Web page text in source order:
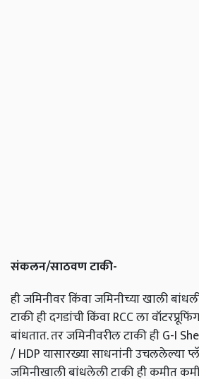
संकलन/साठवणटाकी-
हीजमिनीवरकिंवाजमिनीच्याखाली
टाकीहीदगडांचीकिंवाRCCलावॉटरप्रूफिंग
बांधतात.तरजमिनीवरीलटाकीहीG-I
/ HDPयासारख्यासाधनांनीउचललेल्या
जमिनीखालीबांधलेलीटाकीहीकमीत